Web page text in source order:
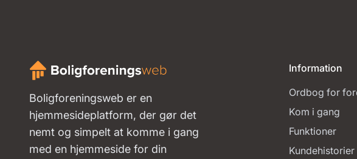
Boligforeningsweb er en
hjemmesideplatform, der gør det
nemt og simpelt at komme i gang
med en hjemmeside for din
Information
Ordbog for
Kom i gang
Funktioner
Kundehistorier